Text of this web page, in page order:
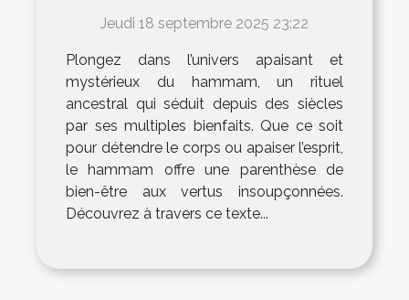
Jeudi 18 septembre 2025 23:22
Plongez dans l’univers apaisant et
mystérieux du hammam, un rituel
ancestral qui séduit depuis des siècles
par ses multiples bienfaits. Que ce soit
pour détendre le corps ou apaiser l’esprit,
le hammam offre une parenthèse de
bien-être aux vertus insoupçonnées.
Découvrez à travers ce texte...